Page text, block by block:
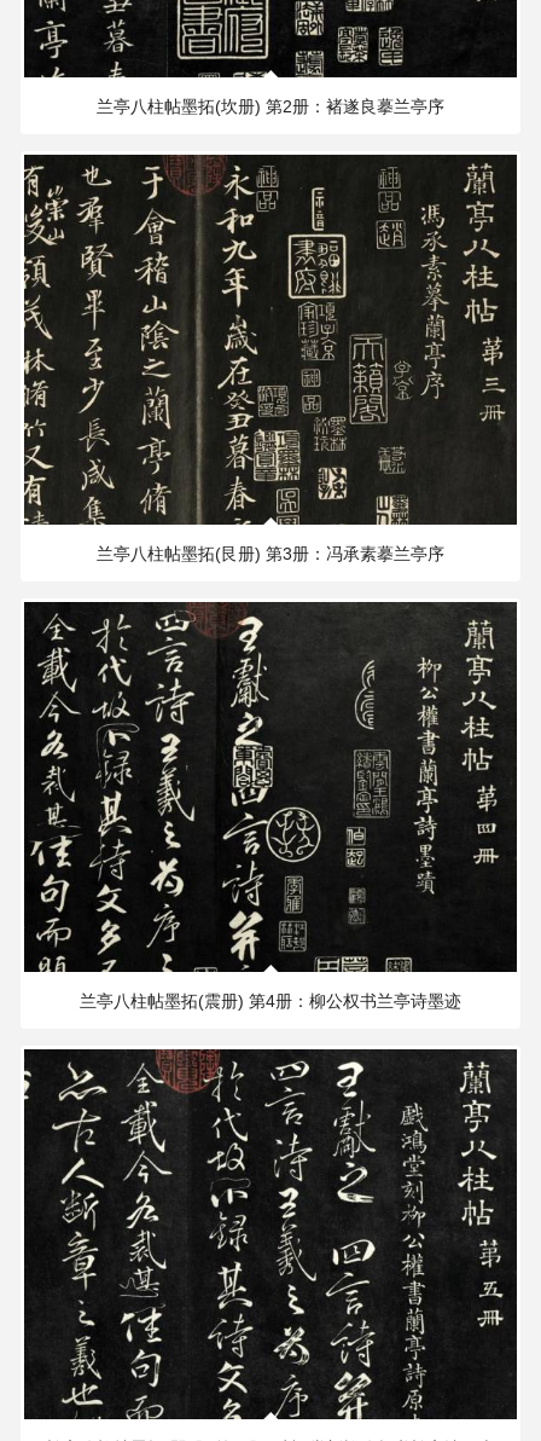
兰亭八柱帖墨拓(坎册) 第2册：褚遂良摹兰亭序
兰亭八柱帖墨拓(艮册) 第3册：冯承素摹兰亭序
198.58 MB 2188×1902 PX
兰亭八柱帖墨拓(震册) 第4册：柳公权书兰亭诗墨迹
389.41 MB 2188×1902 PX
235.25 MB 2188×1902 PX
274.38 MB 2188×1902 PX
器
陶
玉
器
漆
器
雕
塑
雕
刻
玛
瑙
织
品
文
具
书
Calligraphy
dictionary